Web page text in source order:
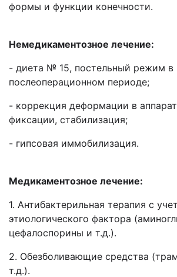
формы и функции конечности.
Немедикаментозное лечение:
- диета № 15, постельный режим в
послеоперационном периоде;
- коррекция деформации в
фиксации, стабилизация;
- гипсовая иммобилизация.
Медикаментозное лечение:
1. Антибактерильная терапия с
этиологического фактора
цефалоспорины и т.д.).
2. Обезболивающие средства
т.д.).